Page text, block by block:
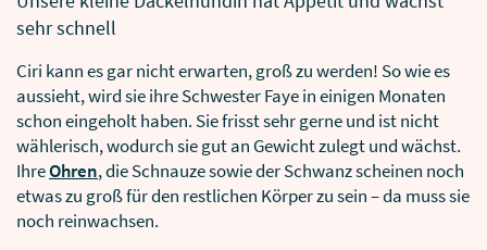
sehr schnell
Ciri kann es gar nicht erwarten, groß zu werden! So wie es
aussieht, wird sie ihre Schwester Faye in einigen Monaten
schon eingeholt haben. Sie frisst sehr gerne und ist nicht
wählerisch, wodurch sie gut an Gewicht zulegt und wächst.
IhreOhren, die Schnauze sowie der Schwanz scheinen noch
etwas zu groß für den restlichen Körper zu sein – da muss sie
noch reinwachsen.